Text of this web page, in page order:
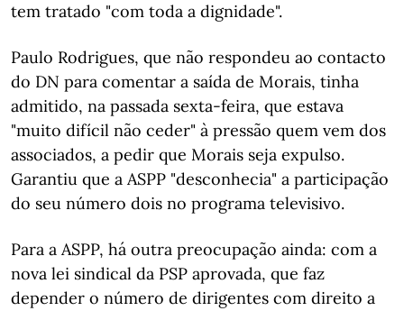
tem tratado "com toda a dignidade".
Paulo Rodrigues, que não respondeu ao contacto
do DN para comentar a saída de Morais, tinha
admitido, na passada sexta-feira, que estava
"muito difícil não ceder" à pressão quem vem dos
associados, a pedir que Morais seja expulso.
Garantiu que a ASPP "desconhecia" a participação
do seu número dois no programa televisivo.
Para a ASPP, há outra preocupação ainda: com a
nova lei sindical da PSP aprovada, que faz
depender o número de dirigentes com direito a